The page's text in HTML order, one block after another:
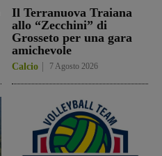
Il Terranuova Traiana
allo “Zecchini” di
Grosseto per una gara
amichevole
Calcio 7 Agosto 2026